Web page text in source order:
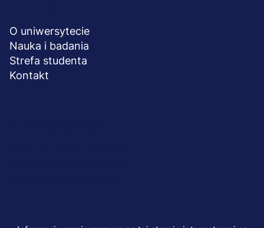
O uniwersytecie
Nauka i badania
Strefa studenta
Kontakt